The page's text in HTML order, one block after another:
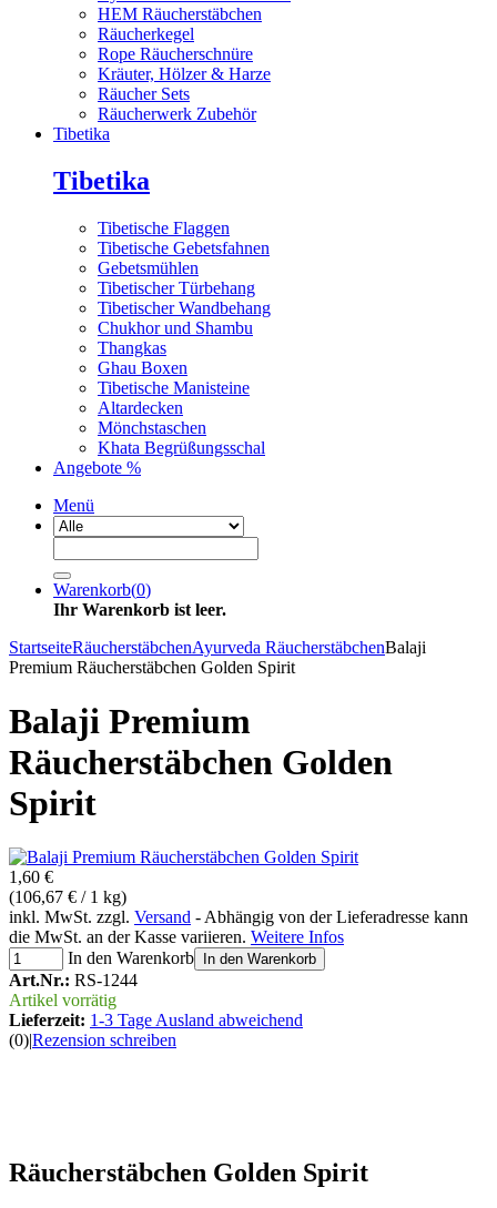
HEM Räucherstäbchen
Räucherkegel
Rope Räucherschnüre
Kräuter, Hölzer & Harze
Räucher Sets
Räucherwerk Zubehör
Tibetika
Tibetika
Tibetische Flaggen
Tibetische Gebetsfahnen
Gebetsmühlen
Tibetischer Türbehang
Tibetischer Wandbehang
Chukhor und Shambu
Thangkas
Ghau Boxen
Tibetische Manisteine
Altardecken
Mönchstaschen
Khata Begrüßungsschal
Angebote %
Menü
Warenkorb(0)
Ihr Warenkorb ist leer.
StartseiteRäucherstäbchenAyurveda RäucherstäbchenBalaji
Premium Räucherstäbchen Golden Spirit
Balaji Premium
Räucherstäbchen Golden
Spirit
1,60 €
(106,67 € / 1 kg)
inkl. MwSt. zzgl. Versand - Abhängig von der Lieferadresse kann
die MwSt. an der Kasse variieren. Weitere Infos
In den Warenkorb
In den Warenkorb
Art.Nr.: RS-1244
Artikel vorrätig
Lieferzeit: 1-3 Tage Ausland abweichend
(0)|Rezension schreiben
Räucherstäbchen Golden Spirit